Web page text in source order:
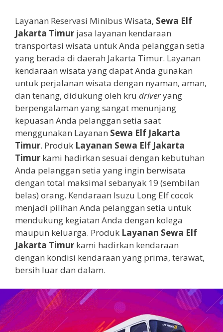
Layanan Reservasi Minibus Wisata, Sewa Elf
Jakarta Timur jasa layanan kendaraan
transportasi wisata untuk Anda pelanggan setia
yang berada di daerah Jakarta Timur. Layanan
kendaraan wisata yang dapat Anda gunakan
untuk perjalanan wisata dengan nyaman, aman,
dan tenang, didukung oleh kru driveryang
berpengalaman yang sangat menunjang
kepuasan Anda pelanggan setia saat
menggunakan Layanan Sewa Elf Jakarta
Timur. Produk Layanan Sewa Elf Jakarta
Timur kami hadirkan sesuai dengan kebutuhan
Anda pelanggan setia yang ingin berwisata
dengan total maksimal sebanyak 19 (sembilan
belas) orang. Kendaraan Isuzu Long Elf cocok
menjadi pilihan Anda pelanggan setia untuk
mendukung kegiatan Anda dengan kolega
maupun keluarga. Produk Layanan Sewa Elf
Jakarta Timur kami hadirkan kendaraan
dengan kondisi kendaraan yang prima, terawat,
bersih luar dan dalam.